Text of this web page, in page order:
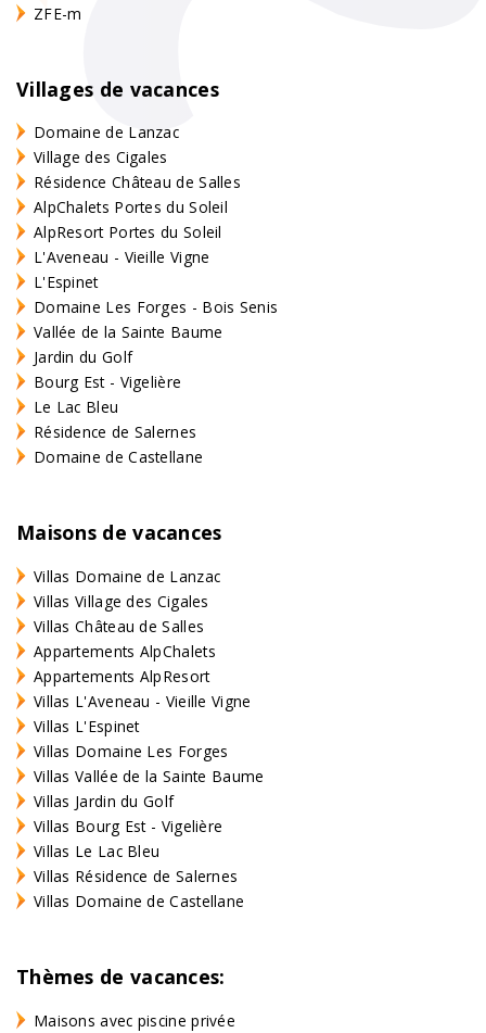
ZFE-m
Villages de vacances
Domaine de Lanzac
Village des Cigales
Résidence Château de Salles
AlpChalets Portes du Soleil
AlpResort Portes du Soleil
L'Aveneau - Vieille Vigne
L'Espinet
Domaine Les Forges - Bois Senis
Vallée de la Sainte Baume
Jardin du Golf
Bourg Est - Vigelière
Le Lac Bleu
Résidence de Salernes
Domaine de Castellane
Maisons de vacances
Villas Domaine de Lanzac
Villas Village des Cigales
Villas Château de Salles
Appartements AlpChalets
Appartements AlpResort
Villas L'Aveneau - Vieille Vigne
Villas L'Espinet
Villas Domaine Les Forges
Villas Vallée de la Sainte Baume
Villas Jardin du Golf
Villas Bourg Est - Vigelière
Villas Le Lac Bleu
Villas Résidence de Salernes
Villas Domaine de Castellane
Thèmes de vacances:
Maisons avec piscine privée